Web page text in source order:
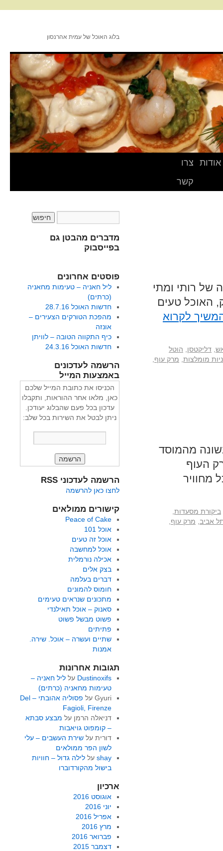
בלוג האוכל של עמית אהרנסון
אודות
צרו
קשר
של רותי ומתי
האוכל טעים
לקרוא
דליקטסן
הוטל
מומלצות מרק עוף
גם מסעדת סנדר נולדה ב-1948 • בשונה מהמוסד
העוף
מחוויר
ביקורת מסעדות
אביב
מרק עוף
מדברים מהבטן גם
בפייסבוק
פוסטים אחרונים
ליל חאניה – טעימות מחאניה
(כרתים)
חדשות האוכל 28.7.16
מהפכת הטורקים הצעירים –
אונזה
כיף התקווה הטובה – לוויתן
חדשות האוכל 24.3.16
הרשמה לעדכונים
באמצעות המייל
הכניסו את כתובת המייל שלכם
כאן, מלאו אחר ההוראות, ותקבלו
עדכון בכל פעם שהבלוג יעודכן.
ניתן לבטל את השירות בכל שלב:
הרשמה לעדכוני RSS
לחצו כאן להרשמה
קישורים ממולאים
Peace of Cake
אוכל 101
אוכל זה טעים
אוכל למחשבה
אכילה נורמלית
בצק אלים
דברים בעלמה
חומוס להמונים
מתכונים שנראים טעימים
סאנוק – אוכל תאילנדי
פשוט מבשל פשוט
פתיתים
שתיים ועשרה – אוכל. שירה.
אמנות
תגובות אחרונות
Dustinoxifs על ליל חאניה –
טעימות מחאניה (כרתים)
Gyuriעל
פסוליה אהובתי – Del
Fagioli, Firenze
דניאלה הרמן על מבצע סבתא
– קומפוט גויאבות
דוריתעל שירת העשבים – עלי
לשון הפר ממולאים
shayעל לילה גדול – חוויות
בישול מהקורדוברו
ארכיון
אוגוסט 2016
יוני 2016
אפריל 2016
מרץ 2016
פברואר 2016
דצמבר 2015